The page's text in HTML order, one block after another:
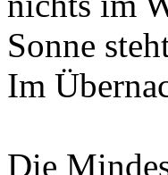
Sonne
Im
Die